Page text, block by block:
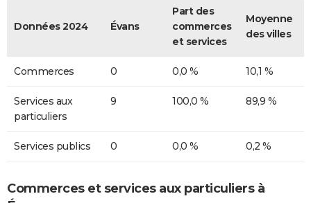
Données 2024 Évans
Part des
commerces
et services
Moyenne
des villes
Commerces 0 0,0 % 10,1 %
Services aux
particuliers
9 100,0 % 89,9 %
Services publics 0 0,0 % 0,2 %
Commerces et services aux particuliers à